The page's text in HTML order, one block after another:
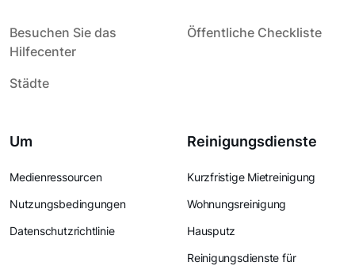
Besuchen Sie das
Hilfecenter
Öffentliche Checkliste
Städte
Um
Medienressourcen
Nutzungsbedingungen
Datenschutzrichtlinie
Reinigungsdienste
Kurzfristige Mietreinigung
Wohnungsreinigung
Hausputz
Reinigungsdienste für